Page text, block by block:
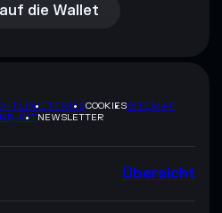
die Wallet
TERMSCOOKIESSITEMAP
KITNEWSLETTER
Übersicht